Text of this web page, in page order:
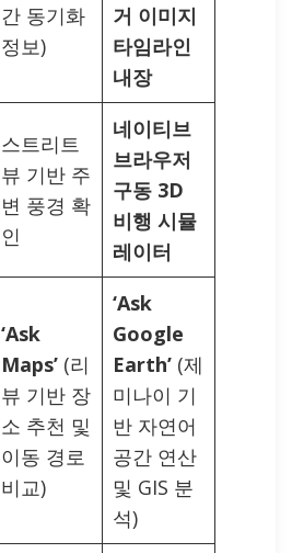
간 동기화
정보)
거 이미지
타임라인
내장
스트리트
뷰 기반 주
변 풍경 확
인
네이티브
브라우저
구동 3D
비행 시뮬
레이터
‘Ask
Maps’ (리
뷰 기반 장
소 추천 및
이동 경로
비교)
‘Ask
Google
Earth’ (제
미나이 기
반 자연어
공간 연산
및 GIS 분
석)